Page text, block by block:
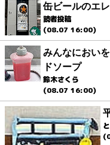
缶ビールのエ
読者投稿
(08.07 16:00)
みんなにおい
ドソープ
鈴木さくら
(08.07 16:00)